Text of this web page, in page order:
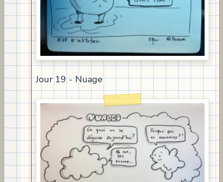
Jour 19 - Nuage